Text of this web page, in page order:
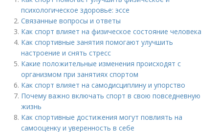
психологическое здоровье: эссе
Связанные вопросы и ответы
Как спорт влияет на физическое состояние человека
Как спортивные занятия помогают улучшить
настроение и снять стресс
Какие положительные изменения происходят с
организмом при занятиях спортом
Как спорт влияет на самодисциплину и упорство
Почему важно включать спорт в свою повседневную
жизнь
Как спортивные достижения могут повлиять на
самооценку и уверенность в себе